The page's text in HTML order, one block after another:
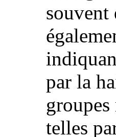
souvent
par la
telles